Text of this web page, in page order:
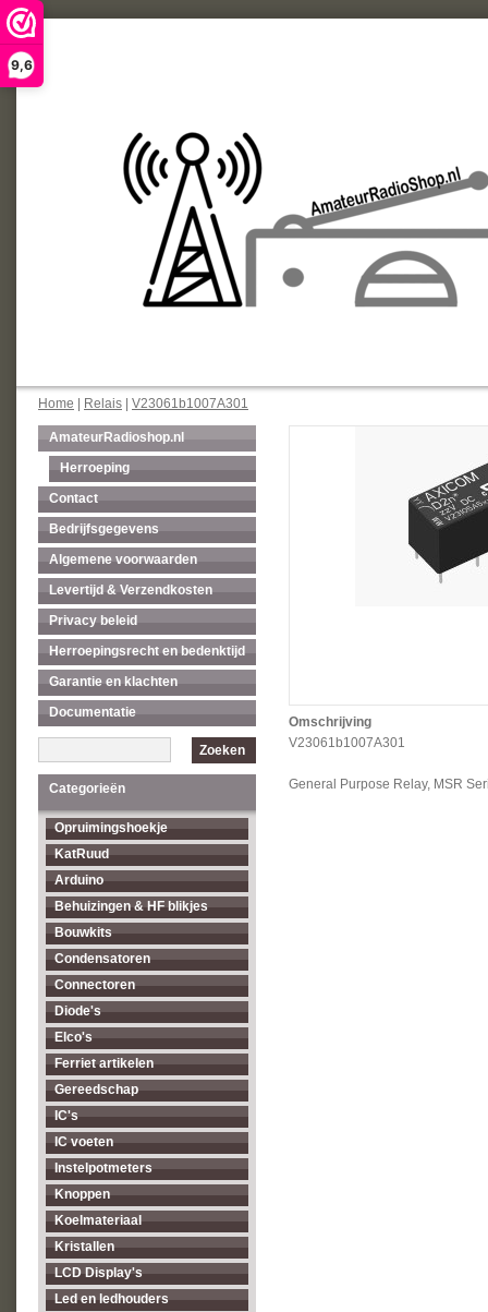
9,6
Home Relais V23061b1007A301
AmateurRadioshop.nl
Herroeping
Contact
Bedrijfsgegevens
Algemene voorwaarden
Levertijd & Verzendkosten
Privacy beleid
Herroepingsrecht en bedenktijd
Garantie en klachten
Documentatie
Zoeken
Categorieën
Opruimingshoekje
KatRuud
Arduino
Behuizingen & HF blikjes
Bouwkits
Condensatoren
Connectoren
Diode's
Elco's
Ferriet artikelen
Gereedschap
IC's
IC voeten
Instelpotmeters
Knoppen
Koelmateriaal
Kristallen
LCD Display's
Led en ledhouders
Omschrijving
V23061b1007A301
General Purpose Relay, MSR